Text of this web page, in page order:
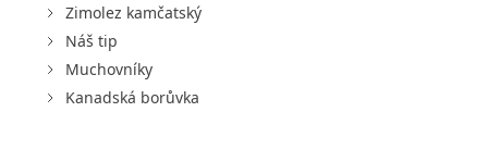
Zimolez kamčatský
Náš tip
Muchovníky
Kanadská borůvka